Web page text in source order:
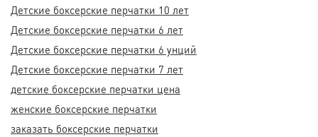
Детские боксерские перчатки 10 лет
Детские боксерские перчатки 6 лет
Детские боксерские перчатки 6 унций
Детские боксерские перчатки 7 лет
детские боксерские перчатки цена
женские боксерские перчатки
заказать боксерские перчатки